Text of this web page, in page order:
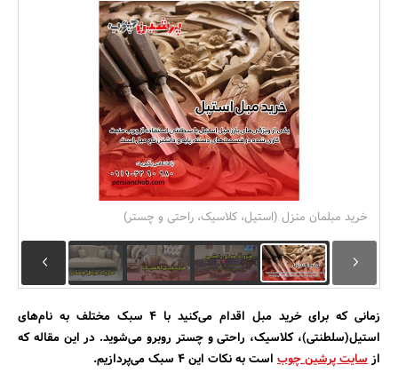
بانک، بیمه و سرمایه
مسکن و ساختمان
خرید مبلمان منزل (استیل، کلاسیک، راحتی و چستر)
زمانی که برای خرید مبل اقدام می‌کنید با 4 سبک مختلف به نام‌های
استیل(سلطنتی)، کلاسیک، راحتی و چستر روبرو می‌شوید. در این مقاله که
ازسایت پرشین چوب است به نکات این 4 سبک می‌پردازیم.